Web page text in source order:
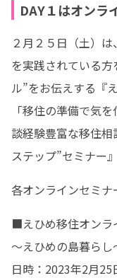
DAY１はオンラ
２月２５日（土）
を実践されている
ル”をお伝えする『
「移住の準備で気
談経験豊富な移住
ステップ”セミナー
各オンラインセミナ
■えひめ移住オンラ
～えひめの島暮らし
日時：2023年2月